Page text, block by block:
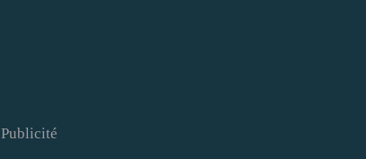
Publicité